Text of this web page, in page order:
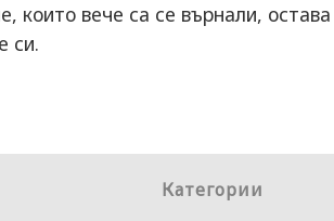
които вече са се върнали, остава
си.
Категории